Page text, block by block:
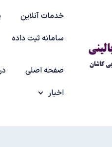
خدمات آنلاین
سامانه ثبت داده
صفحه اصلی
اخبار